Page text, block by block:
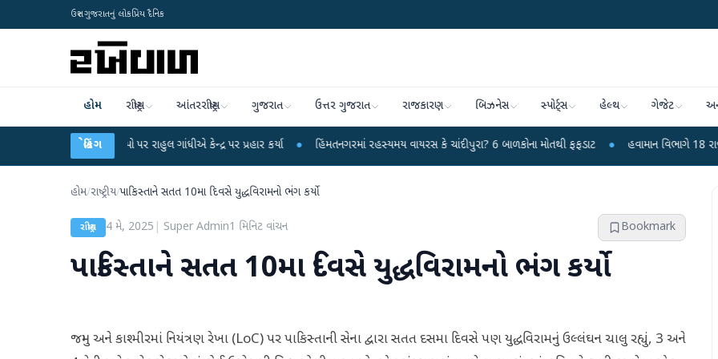
ઉત્તર ગુજરાતનું લોકપ્રિય દૈનિક
હોમ રાષ્ટ્રીય આંતરરાષ્ટ્રીય ગુજરાત ઉત્તર ગુજરાત રાજકારણ બિઝનેસ સ્પોર્ટ્સ હેલ્થ ગેજેટ
બ્રેકિંગ
આરોપો પર રાહુલ ગાંધીએ કેન્દ્ર પર પ્રહાર કર્યા ● હિંમતનગરમાં રહસ્યમય વાયરસ કે ચાંદીપુરા? 6 બાળકોના મોતથી ફફડાટ ● હવામાન વિભાગે 18 રાજ્યો માટે ભારે
હોમ/રાષ્ટ્રીય/પાકિસ્તાને સતત 10મા દિવસે યુદ્ધવિરામનો ભંગ કર્યો
રાષ્ટ્રીય 4 મે, 2025 Super Admin1 મિનિટ વાંચન Bookmark
પાકિસ્તાને સતત 10મા દિવસે યુદ્ધવિરામનો ભંગ કર્યો
જમ્મુ અને કાશ્મીરમાં નિયંત્રણ રેખા (LoC) પર પાકિસ્તાની સેના દ્વારા સતત દસમા દિવસે પણ યુદ્ધવિરામનું ઉલ્લંઘન ચાલુ રહ્યું, 3 અને